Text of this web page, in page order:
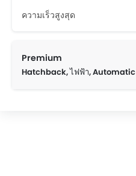
ความเร็วสูงสุด
Premium
Hatchback, ไฟฟ้า, Automatic